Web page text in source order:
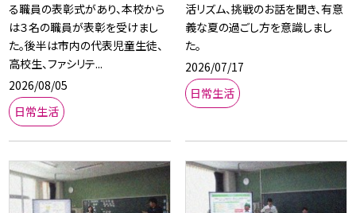
る職員の表彰式があり、本校から
は３名の職員が表彰を受けまし
た。後半は市内の代表児童生徒、
高校生、ファシリテ...
2026/08/05
日常生活
活リズム、挑戦のお話を聞き、有意
義な夏の過ごし方を意識しまし
た。
2026/07/17
日常生活